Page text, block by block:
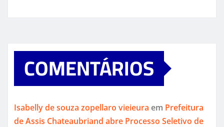
COMENTÁRIOS
Isabelly de souza zopellaro vieieura em Prefeitura
de Assis Chateaubriand abre Processo Seletivo de